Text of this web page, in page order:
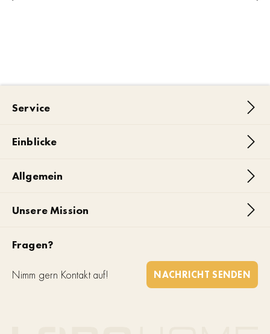
Service
Einblicke
Allgemein
Unsere Mission
Fragen?
Nimm gern Kontakt auf! NACHRICHT SENDEN